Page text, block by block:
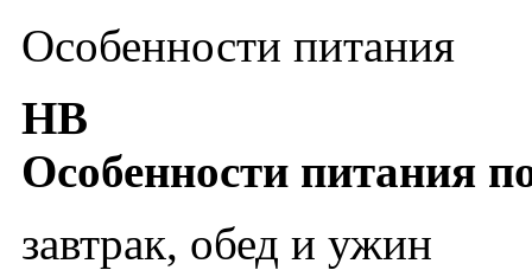
Особенности питания
HB
Особенности питания
завтрак, обед и ужин